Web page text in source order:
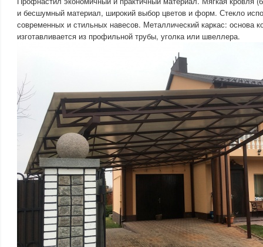
и бесшумный материал, широкий выбор цветов и форм. Стекло
современных и стильных навесов. Металлический каркас: основа
изготавливается из профильной трубы, уголка или швеллера.